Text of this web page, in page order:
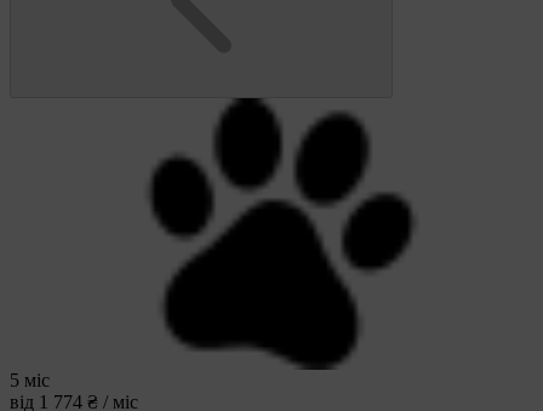
5 міс
від 1 774 ₴ / міс